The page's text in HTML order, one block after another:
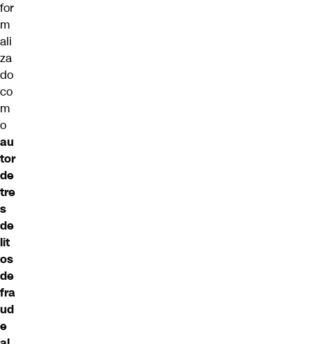
for
m
ali
za
do
co
m
o
au
tor
de
tre
s
de
lit
os
de
fra
ud
e